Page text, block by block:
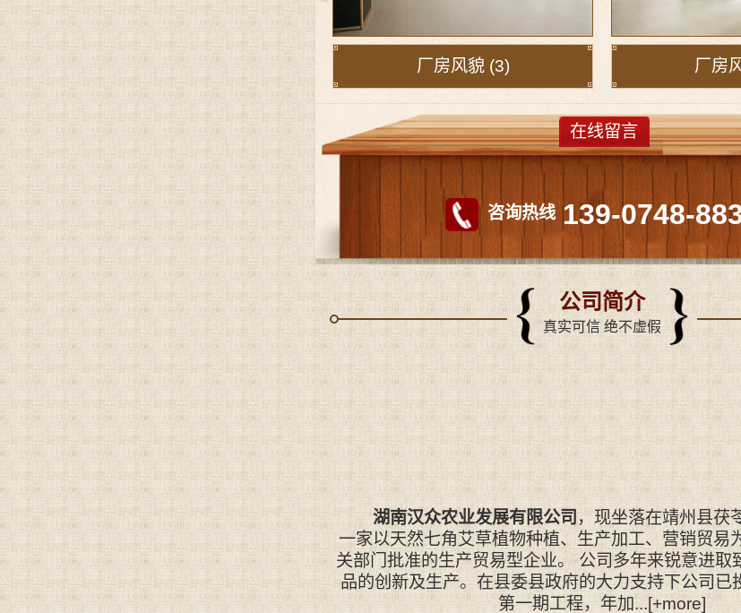
厂房风貌 (3) 厂房
咨询热线 139-0748-
在线留言
公司简介
真实可信 绝不虚假
湖南汉众农业发展有限公司，现坐落在靖州县茯
一家以天然七角艾草植物种植、生产加工、营销贸易
关部门批准的生产贸易型企业。 公司多年来锐意进取
品的创新及生产。在县委县政府的大力支持下公司已
第一期工程，年加...[+more]